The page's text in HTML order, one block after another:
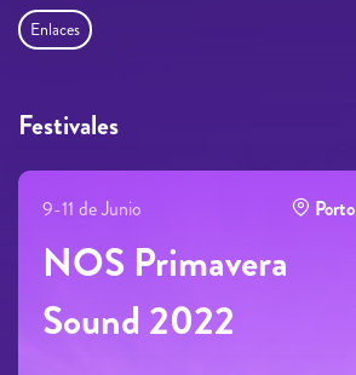
Enlaces
Festivales
9-11 de Junio Porto
NOS Primavera
Sound 2022